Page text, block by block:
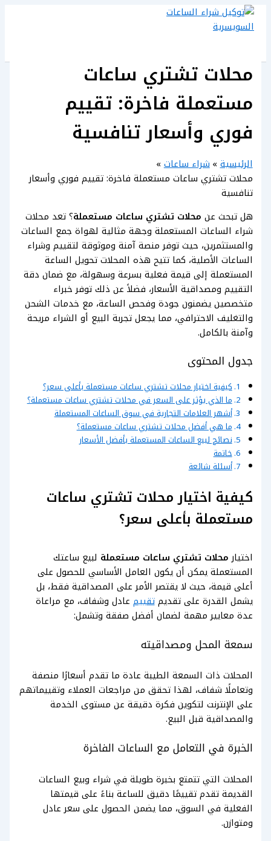
تخطي
المحتوى
محلات تشتري ساعات
مستعملة فاخرة: تقييم
فوري وأسعار تنافسية
الرئيسية شراء ساعات
محلات تشتري ساعات مستعملة فاخرة: تقييم فوري وأسعار
تنافسية
هل تبحث عن محلات تشتري ساعات مستعملة؟ تعد محلات
شراء الساعات المستعملة وجهة مثالية لهواة جمع الساعات
والمستثمرين، حيث توفر منصة آمنة وموثوقة لتقييم وشراء
الساعات الأصلية، كما تتيح هذه المحلات تحويل الساعة
المستعملة إلى قيمة فعلية بسرعة وسهولة، مع ضمان دقة
التقييم ومصداقية الأسعار، فضلاً عن ذلك توفر خبراء
متخصصين يضمنون جودة وفحص الساعة، مع خدمات الشحن
والتغليف الاحترافي، مما يجعل تجربة البيع أو الشراء مريحة
وآمنة بالكامل.
جدول المحتوى
كيفية اختيار محلات تشتري ساعات مستعملة بأعلى سعر؟
ما الذي يؤثر على السعر في محلات تشتري ساعات مستعملة؟
أشهر العلامات التجارية في سوق الساعات المستعملة
ما هي أفضل محلات تشتري ساعات مستعملة؟
نصائح لبيع الساعات المستعملة بأفضل الأسعار
خاتمة
أسئلة شائعة
كيفية اختيار محلات تشتري ساعات
مستعملة بأعلى سعر؟
اختيارمحلات تشتري ساعات مستعملة لبيع ساعتك
المستعملة يمكن أن يكون العامل الأساسي للحصول على
أعلى قيمة، حيث لا يقتصر الأمر على المصداقية فقط، بل
يشمل القدرة على تقديمتقييم عادل وشفاف، مع مراعاة
عدة معايير مهمة لضمان أفضل صفقة وتشمل:
سمعة المحل ومصداقيته
المحلات ذات السمعة الطيبة عادة ما تقدم أسعارًا منصفة
وتعاملًا شفاف، لهذا تحقق من مراجعات العملاء وتقييماتهم
على الإنترنت لتكوين فكرة دقيقة عن مستوى الخدمة
والمصداقية قبل البيع.
الخبرة في التعامل مع الساعات الفاخرة
المحلات التي تتمتع بخبرة طويلة في شراء وبيع الساعات
القديمة تقدم تقييمًا دقيق للساعة بناءً على قيمتها
الفعلية في السوق، مما يضمن الحصول على سعر عادل
ومتوازن.